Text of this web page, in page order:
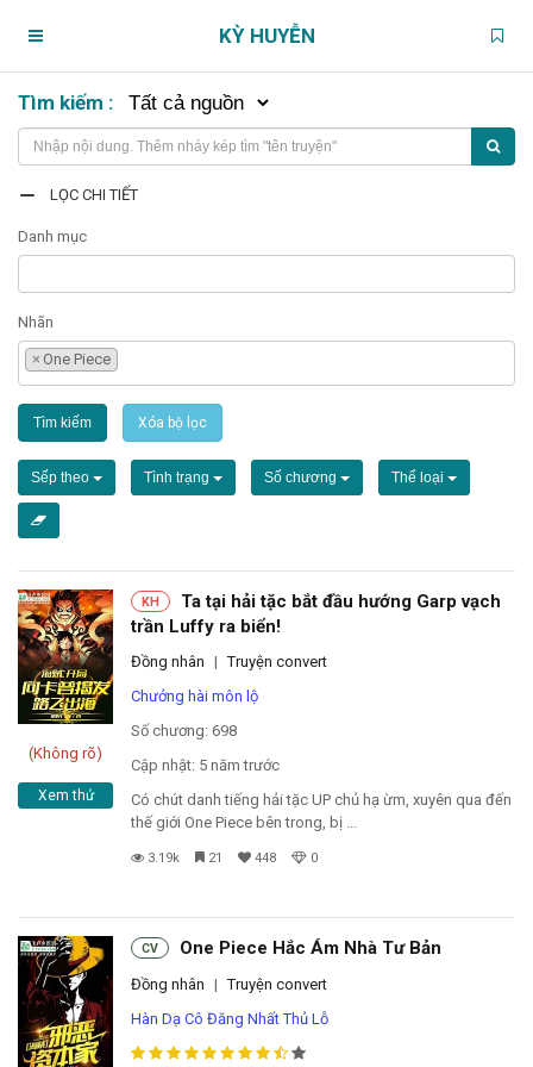
KỲ HUYỄN
Tìm kiếm :
LỌC CHI TIẾT
Danh mục
Nhãn
× One Piece
Tìm kiếm Xóa bộ lọc
Sếp theo Tình trạng Số chương Thể loại
(Không rõ)
Xem thử
KH
Ta tại hải tặc bắt đầu hướng Garp vạch
trần Luffy ra biển!
Đồng nhân | Truyện convert
Chưởng hài môn lộ
Số chương: 698
Cập nhật: 5 năm trước
Có chút danh tiếng hải tặc UP chủ hạ ừm, xuyên qua đến
thế giới One Piece bên trong, bị ...
3.19k 21 448 0
CV One Piece Hắc Ám Nhà Tư Bản
Đồng nhân | Truyện convert
Hàn Dạ Cô Đăng Nhất Thủ Lỗ
Trang chủ
Chương chưa xem
Tìm truyện
Đăng nhập
Liên hệ
Đóng